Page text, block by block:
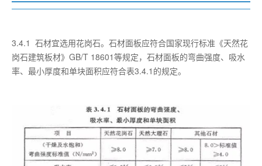
3.4.1 石材宜选用花岗石。石材面板应符合国家现行标准《天然花
岗石建筑板材》GB/T 18601等规定，石材面板的弯曲强度、吸水
率、最小厚度和单块面积应符合表3.4.1的规定。